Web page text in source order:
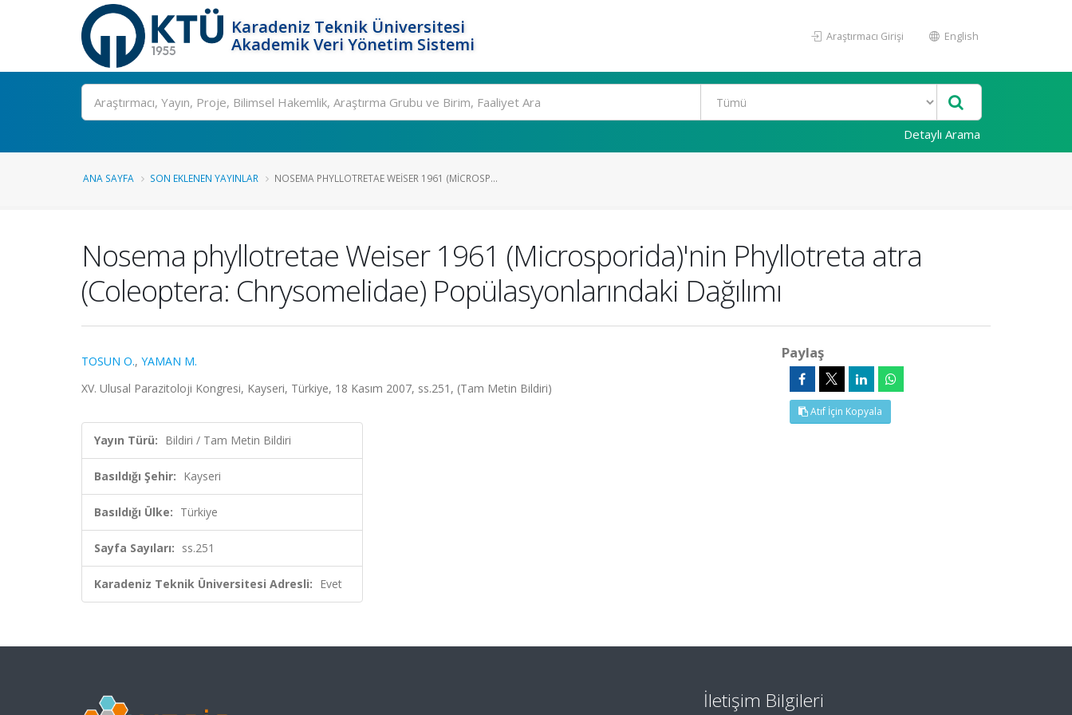
Karadeniz Teknik Üniversitesi
Akademik Veri Yönetim Sistemi
Araştırmacı Girişi English
Ara
Detaylı Arama
ANA SAYFA SON EKLENEN YAYINLAR NOSEMA PHYLLOTRETAE WEISER 1961 (MICROSP...
Nosema phyllotretae Weiser 1961 (Microsporida)'nin Phyllotreta atra
(Coleoptera: Chrysomelidae) Popülasyonlarındaki Dağılımı
TOSUN O., YAMAN M.
XV. Ulusal Parazitoloji Kongresi, Kayseri, Türkiye, 18 Kasım 2007, ss.251, (Tam Metin Bildiri)
Yayın Türü: Bildiri / Tam Metin Bildiri
Basıldığı Şehir: Kayseri
Basıldığı Ülke: Türkiye
Sayfa Sayıları: ss.251
Karadeniz Teknik Üniversitesi Adresli: Evet
Paylaş
Atıf İçin Kopyala
İletişim Bilgileri